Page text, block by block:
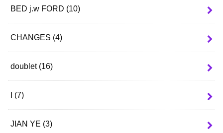
BED j.w FORD (10)
CHANGES (4)
doublet (16)
I (7)
JIAN YE (3)